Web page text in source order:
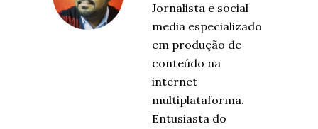
Jornalista e social
media especializado
em produção de
conteúdo na
internet
multiplataforma.
Entusiasta do